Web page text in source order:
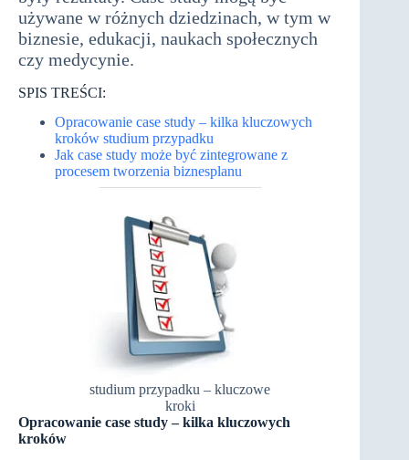
używane w różnych dziedzinach, w tym w
biznesie, edukacji, naukach społecznych
czy medycynie.
SPIS TREŚCI:
Opracowanie case study – kilka kluczowych
kroków studium przypadku
Jak case study może być zintegrowane z
procesem tworzenia biznesplanu
studium przypadku – kluczowe
kroki
Opracowanie case study – kilka kluczowych
kroków